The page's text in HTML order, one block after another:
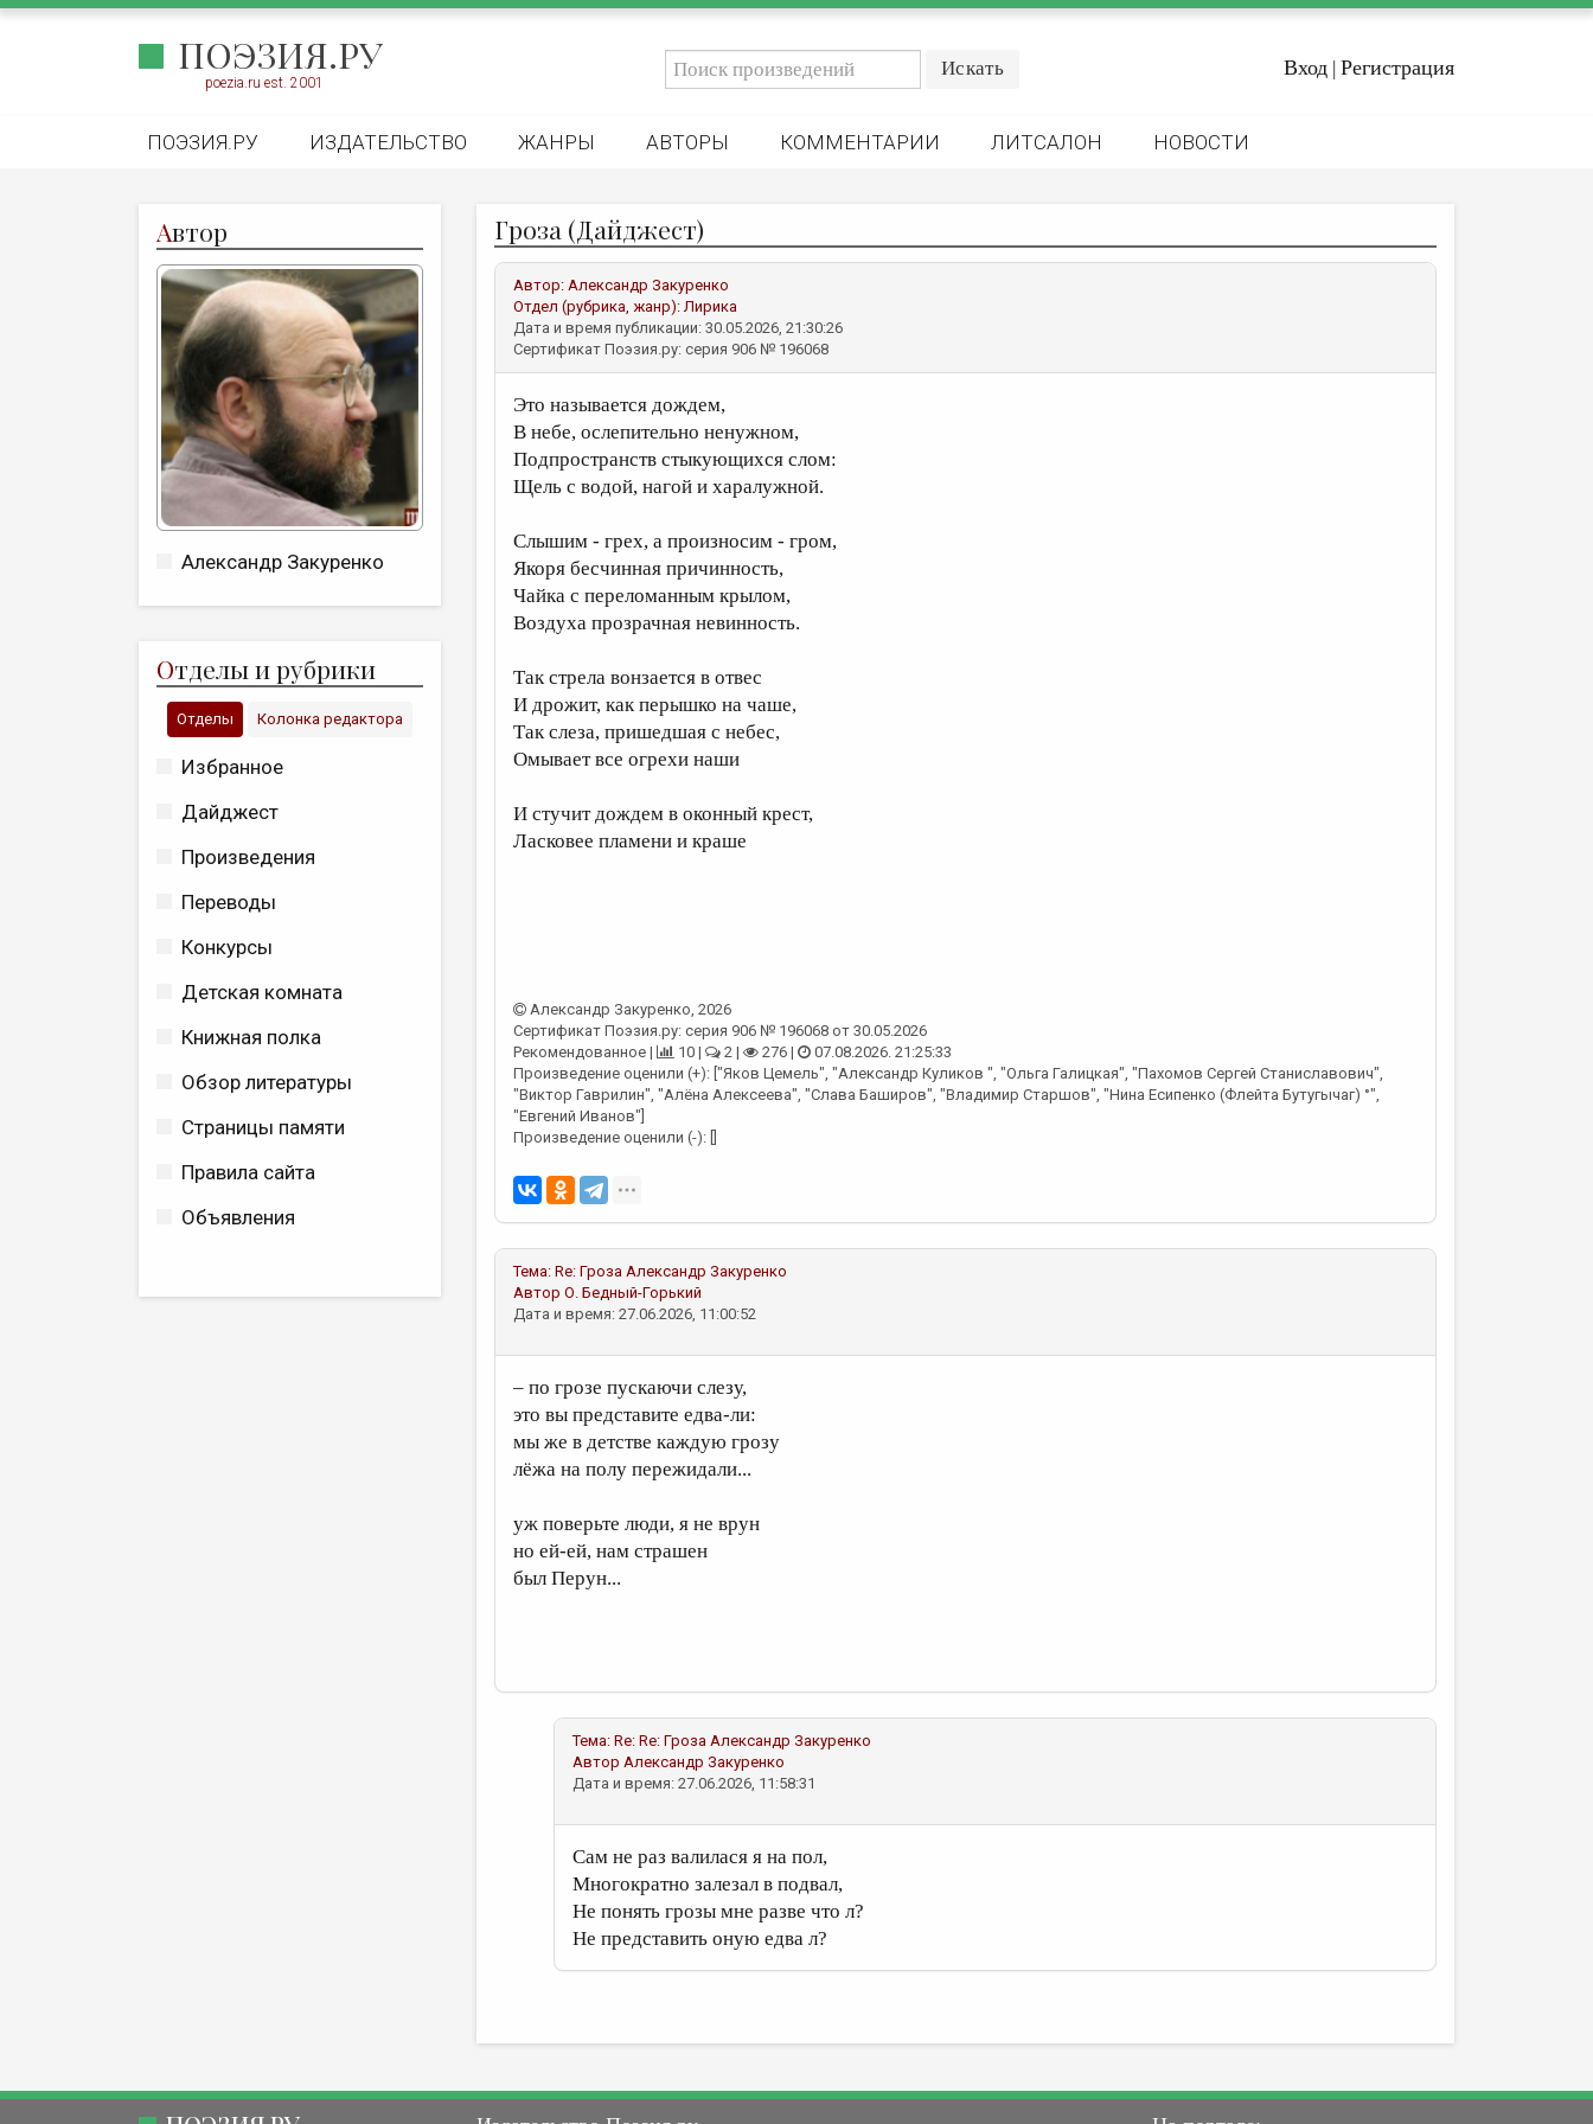
ПОЭЗИЯ.РУ
poezia.ru est. 2001
Вход | Регистрация
ПОЭЗИЯ.РУ ИЗДАТЕЛЬСТВО ЖАНРЫ АВТОРЫ КОММЕНТАРИИ ЛИТСАЛОН НОВОСТИ
Автор
Александр Закуренко
Отделы и рубрики
Отделы Колонка редактора
Избранное
Дайджест
Произведения
Переводы
Конкурсы
Детская комната
Книжная полка
Обзор литературы
Страницы памяти
Правила сайта
Объявления
Гроза (Дайджест)
Автор: Александр Закуренко
Отдел (рубрика, жанр):Лирика
Дата и время публикации: 30.05.2026, 21:30:26
Сертификат Поэзия.ру: серия 906 № 196068
Это называется дождем,
В небе, ослепительно ненужном,
Подпространств стыкующихся слом:
Щель с водой, нагой и харалужной.
Слышим - грех, а произносим - гром,
Якоря бесчинная причинность,
Чайка с переломанным крылом,
Воздуха прозрачная невинность.
Так стрела вонзается в отвес
И дрожит, как перышко на чаше,
Так слеза, пришедшая с небес,
Омывает все огрехи наши
И стучит дождем в оконный крест,
Ласковее пламени и краше
Александр Закуренко, 2026
Сертификат Поэзия.ру: серия 906 № 196068 от 30.05.2026
Рекомендованное |
10 | 2 | 276 |
07.08.2026. 21:25:33
Произведение оценили (+): ["Яков Цемель", "Александр Куликов ", "Ольга Галицкая", "Пахомов Сергей Станиславович",
"Виктор Гаврилин", "Алёна Алексеева", "Слава Баширов", "Владимир Старшов", "Нина Есипенко (Флейта Бутугычаг) °",
"Евгений Иванов"]
Произведение оценили (-): []
Тема: Re: Гроза Александр Закуренко
Автор О. Бедный-Горький
Дата и время: 27.06.2026, 11:00:52
– по грозе пускаючи слезу,
это вы представите едва-ли:
мы же в детстве каждую грозу
лёжа на полу пережидали...
уж поверьте люди, я не врун
но ей-ей, нам страшен
был Перун...
Тема: Re: Re: Гроза Александр Закуренко
Автор Александр Закуренко
Дата и время: 27.06.2026, 11:58:31
Сам не раз валилася я на пол,
Многократно залезал в подвал,
Не понять грозы мне разве что л?
Не представить оную едва л?